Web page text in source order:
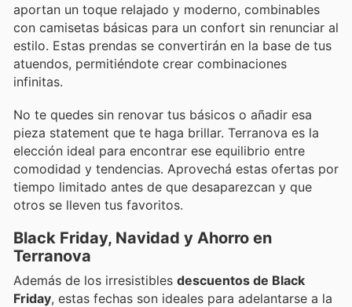
aportan un toque relajado y moderno, combinables
con camisetas básicas para un confort sin renunciar al
estilo. Estas prendas se convertirán en la base de tus
atuendos, permitiéndote crear combinaciones
infinitas.
No te quedes sin renovar tus básicos o añadir esa
pieza statement que te haga brillar. Terranova es la
elección ideal para encontrar ese equilibrio entre
comodidad y tendencias. Aprovechá estas ofertas por
tiempo limitado antes de que desaparezcan y que
otros se lleven tus favoritos.
Black Friday, Navidad y Ahorro en
Terranova
Además de los irresistibles descuentos de Black
Friday, estas fechas son ideales para adelantarse a la